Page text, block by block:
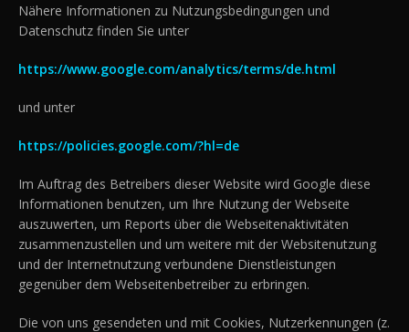
Nähere Informationen zu Nutzungsbedingungen und
Datenschutz finden Sie unter
https://www.google.com/analytics/terms/de.html
und unter
https://policies.google.com/?hl=de
Im Auftrag des Betreibers dieser Website wird Google diese
Informationen benutzen, um Ihre Nutzung der Webseite
auszuwerten, um Reports über die Webseitenaktivitäten
zusammenzustellen und um weitere mit der Websitenutzung
und der Internetnutzung verbundene Dienstleistungen
gegenüber dem Webseitenbetreiber zu erbringen.
Die von uns gesendeten und mit Cookies, Nutzerkennungen (z.